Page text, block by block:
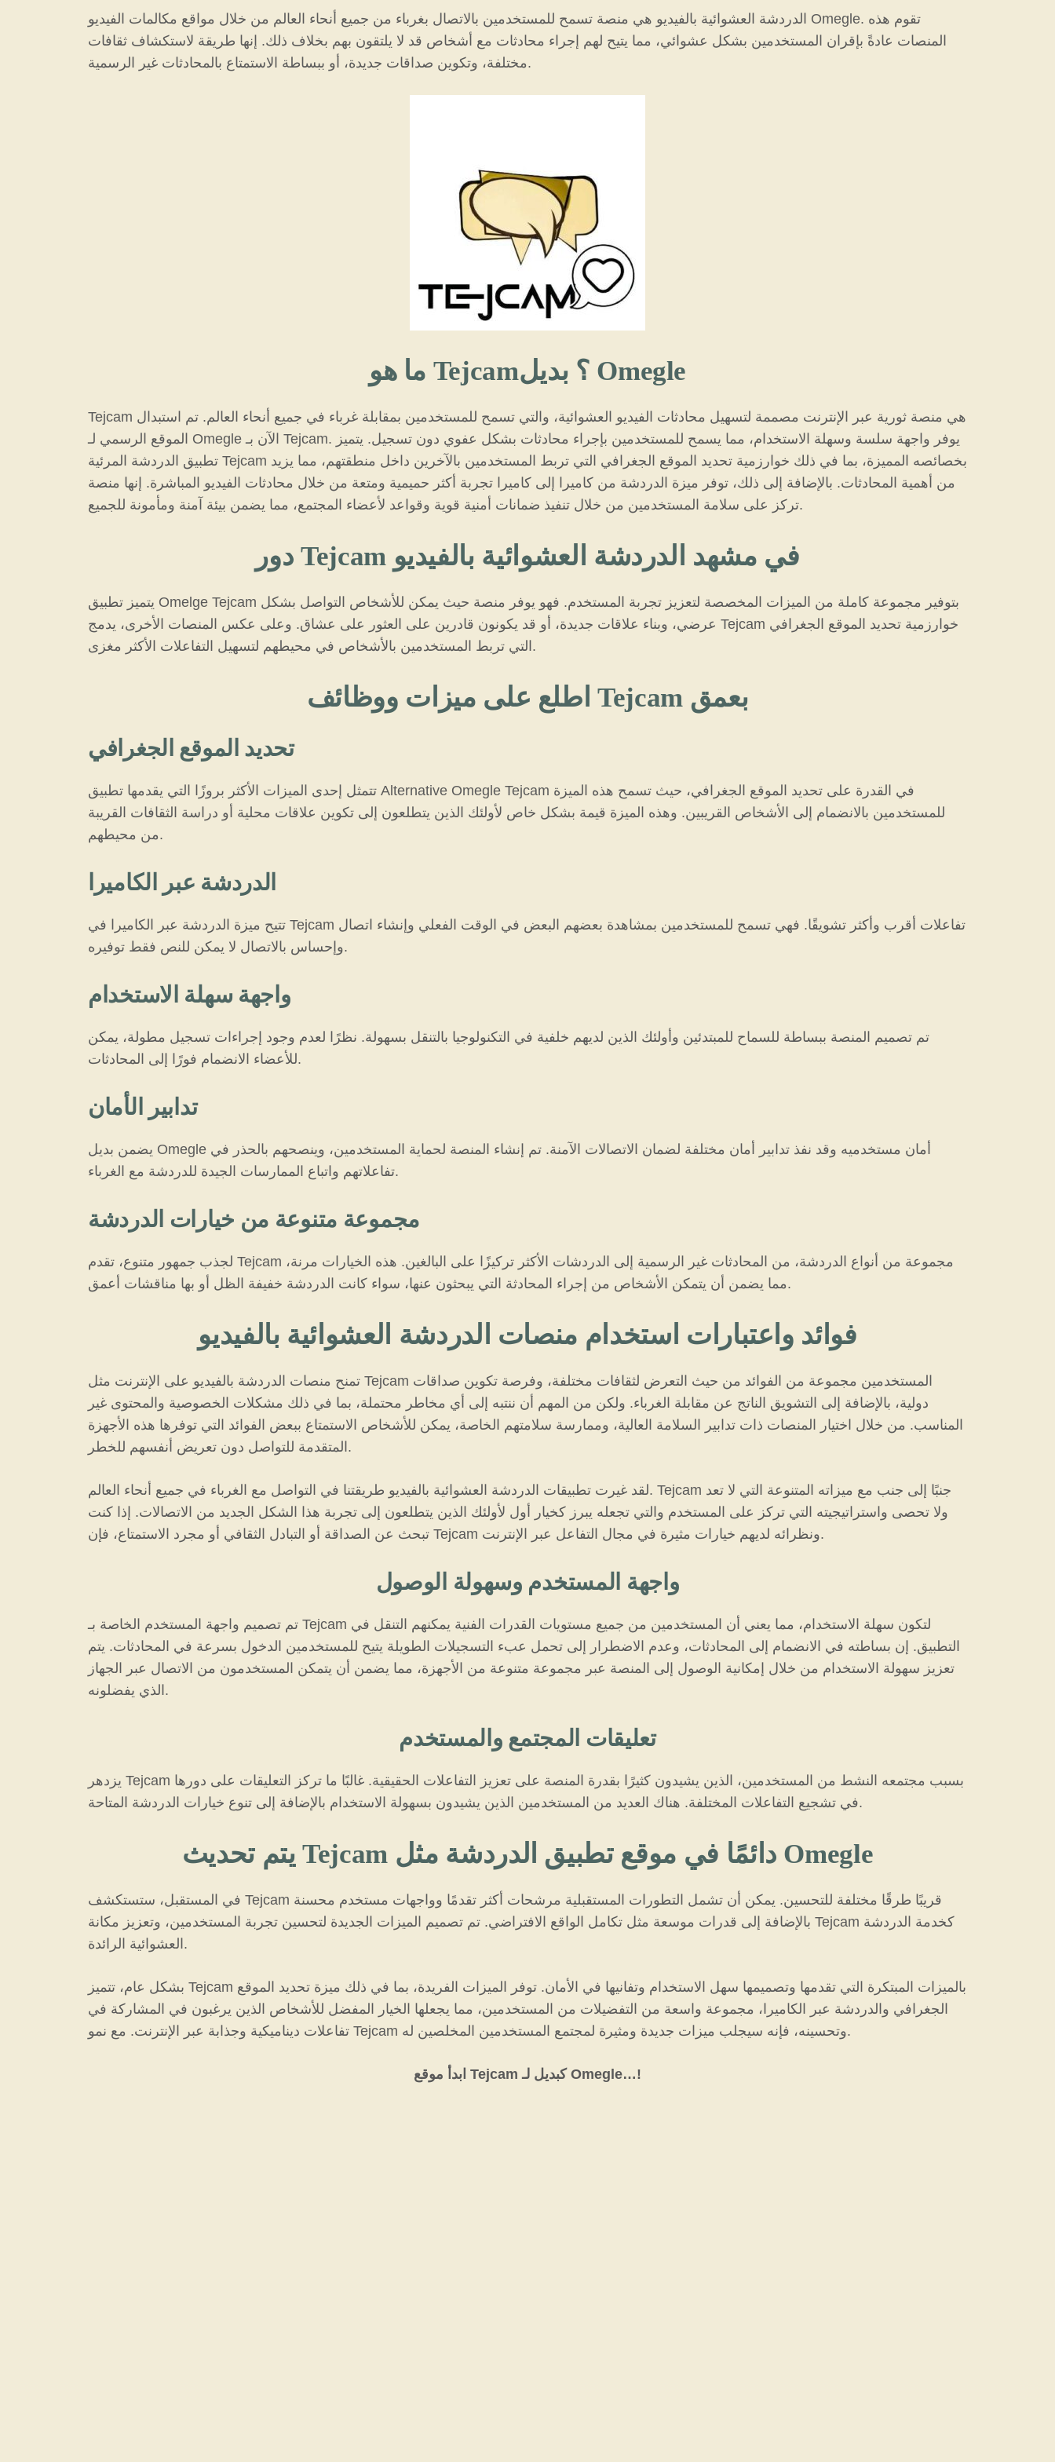
الدردشة العشوائية بالفيديو هي منصة تسمح للمستخدمين بالاتصال بغرباء من جميع أنحاء العالم من خلال مواقع مكالمات الفيديو Omegle. تقوم هذه
المنصات عادةً بإقران المستخدمين بشكل عشوائي، مما يتيح لهم إجراء محادثات مع أشخاص قد لا يلتقون بهم بخلاف ذلك. إنها طريقة لاستكشاف ثقافات
مختلفة، وتكوين صداقات جديدة، أو ببساطة الاستمتاع بالمحادثات غير الرسمية.
ما هو Tejcam؟ بديل Omegle
Tejcam هي منصة ثورية عبر الإنترنت مصممة لتسهيل محادثات الفيديو العشوائية، والتي تسمح للمستخدمين بمقابلة غرباء في جميع أنحاء العالم. تم استبدال
الموقع الرسمي لـ Omegle الآن بـ Tejcam. يوفر واجهة سلسة وسهلة الاستخدام، مما يسمح للمستخدمين بإجراء محادثات بشكل عفوي دون تسجيل. يتميز
تطبيق الدردشة المرئية Tejcam بخصائصه المميزة، بما في ذلك خوارزمية تحديد الموقع الجغرافي التي تربط المستخدمين بالآخرين داخل منطقتهم، مما يزيد
من أهمية المحادثات. بالإضافة إلى ذلك، توفر ميزة الدردشة من كاميرا إلى كاميرا تجربة أكثر حميمية ومتعة من خلال محادثات الفيديو المباشرة. إنها منصة
تركز على سلامة المستخدمين من خلال تنفيذ ضمانات أمنية قوية وقواعد لأعضاء المجتمع، مما يضمن بيئة آمنة ومأمونة للجميع.
دور Tejcam في مشهد الدردشة العشوائية بالفيديو
يتميز تطبيق Omelge Tejcam بتوفير مجموعة كاملة من الميزات المخصصة لتعزيز تجربة المستخدم. فهو يوفر منصة حيث يمكن للأشخاص التواصل بشكل
عرضي، وبناء علاقات جديدة، أو قد يكونون قادرين على العثور على عشاق. وعلى عكس المنصات الأخرى، يدمج Tejcam خوارزمية تحديد الموقع الجغرافي
التي تربط المستخدمين بالأشخاص في محيطهم لتسهيل التفاعلات الأكثر مغزى.
اطلع على ميزات ووظائف Tejcam بعمق
تحديد الموقع الجغرافي
تتمثل إحدى الميزات الأكثر بروزًا التي يقدمها تطبيق Alternative Omegle Tejcam في القدرة على تحديد الموقع الجغرافي، حيث تسمح هذه الميزة
للمستخدمين بالانضمام إلى الأشخاص القريبين. وهذه الميزة قيمة بشكل خاص لأولئك الذين يتطلعون إلى تكوين علاقات محلية أو دراسة الثقافات القريبة
من محيطهم.
الدردشة عبر الكاميرا
تتيح ميزة الدردشة عبر الكاميرا في Tejcam تفاعلات أقرب وأكثر تشويقًا. فهي تسمح للمستخدمين بمشاهدة بعضهم البعض في الوقت الفعلي وإنشاء اتصال
وإحساس بالاتصال لا يمكن للنص فقط توفيره.
واجهة سهلة الاستخدام
تم تصميم المنصة ببساطة للسماح للمبتدئين وأولئك الذين لديهم خلفية في التكنولوجيا بالتنقل بسهولة. نظرًا لعدم وجود إجراءات تسجيل مطولة، يمكن
للأعضاء الانضمام فورًا إلى المحادثات.
تدابير الأمان
يضمن بديل Omegle أمان مستخدميه وقد نفذ تدابير أمان مختلفة لضمان الاتصالات الآمنة. تم إنشاء المنصة لحماية المستخدمين، وينصحهم بالحذر في
تفاعلاتهم واتباع الممارسات الجيدة للدردشة مع الغرباء.
مجموعة متنوعة من خيارات الدردشة
لجذب جمهور متنوع، تقدم Tejcam مجموعة من أنواع الدردشة، من المحادثات غير الرسمية إلى الدردشات الأكثر تركيزًا على البالغين. هذه الخيارات مرنة،
مما يضمن أن يتمكن الأشخاص من إجراء المحادثة التي يبحثون عنها، سواء كانت الدردشة خفيفة الظل أو بها مناقشات أعمق.
فوائد واعتبارات استخدام منصات الدردشة العشوائية بالفيديو
تمنح منصات الدردشة بالفيديو على الإنترنت مثل Tejcam المستخدمين مجموعة من الفوائد من حيث التعرض لثقافات مختلفة، وفرصة تكوين صداقات
دولية، بالإضافة إلى التشويق الناتج عن مقابلة الغرباء. ولكن من المهم أن ننتبه إلى أي مخاطر محتملة، بما في ذلك مشكلات الخصوصية والمحتوى غير
المناسب. من خلال اختيار المنصات ذات تدابير السلامة العالية، وممارسة سلامتهم الخاصة، يمكن للأشخاص الاستمتاع ببعض الفوائد التي توفرها هذه الأجهزة
المتقدمة للتواصل دون تعريض أنفسهم للخطر.
لقد غيرت تطبيقات الدردشة العشوائية بالفيديو طريقتنا في التواصل مع الغرباء في جميع أنحاء العالم. Tejcam جنبًا إلى جنب مع ميزاته المتنوعة التي لا تعد
ولا تحصى واستراتيجيته التي تركز على المستخدم والتي تجعله يبرز كخيار أول لأولئك الذين يتطلعون إلى تجربة هذا الشكل الجديد من الاتصالات. إذا كنت
تبحث عن الصداقة أو التبادل الثقافي أو مجرد الاستمتاع، فإن Tejcam ونظرائه لديهم خيارات مثيرة في مجال التفاعل عبر الإنترنت.
واجهة المستخدم وسهولة الوصول
تم تصميم واجهة المستخدم الخاصة بـ Tejcam لتكون سهلة الاستخدام، مما يعني أن المستخدمين من جميع مستويات القدرات الفنية يمكنهم التنقل في
التطبيق. إن بساطته في الانضمام إلى المحادثات، وعدم الاضطرار إلى تحمل عبء التسجيلات الطويلة يتيح للمستخدمين الدخول بسرعة في المحادثات. يتم
تعزيز سهولة الاستخدام من خلال إمكانية الوصول إلى المنصة عبر مجموعة متنوعة من الأجهزة، مما يضمن أن يتمكن المستخدمون من الاتصال عبر الجهاز
الذي يفضلونه.
تعليقات المجتمع والمستخدم
يزدهر Tejcam بسبب مجتمعه النشط من المستخدمين، الذين يشيدون كثيرًا بقدرة المنصة على تعزيز التفاعلات الحقيقية. غالبًا ما تركز التعليقات على دورها
في تشجيع التفاعلات المختلفة. هناك العديد من المستخدمين الذين يشيدون بسهولة الاستخدام بالإضافة إلى تنوع خيارات الدردشة المتاحة.
يتم تحديث Tejcam دائمًا في موقع تطبيق الدردشة مثل Omegle
في المستقبل، ستستكشف Tejcam قريبًا طرقًا مختلفة للتحسين. يمكن أن تشمل التطورات المستقبلية مرشحات أكثر تقدمًا وواجهات مستخدم محسنة
بالإضافة إلى قدرات موسعة مثل تكامل الواقع الافتراضي. تم تصميم الميزات الجديدة لتحسين تجربة المستخدمين، وتعزيز مكانة Tejcam كخدمة الدردشة
العشوائية الرائدة.
بشكل عام، تتميز Tejcam بالميزات المبتكرة التي تقدمها وتصميمها سهل الاستخدام وتفانيها في الأمان. توفر الميزات الفريدة، بما في ذلك ميزة تحديد الموقع
الجغرافي والدردشة عبر الكاميرا، مجموعة واسعة من التفضيلات من المستخدمين، مما يجعلها الخيار المفضل للأشخاص الذين يرغبون في المشاركة في
تفاعلات ديناميكية وجذابة عبر الإنترنت. مع نمو Tejcam وتحسينه، فإنه سيجلب ميزات جديدة ومثيرة لمجتمع المستخدمين المخلصين له.
ابدأ موقع Tejcam كبديل لـ Omegle…!